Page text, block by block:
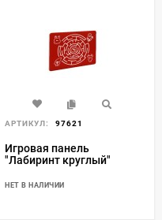
АРТИКУЛ: 97621
Игровая панель
"Лабиринт круглый"
НЕТ В НАЛИЧИИ